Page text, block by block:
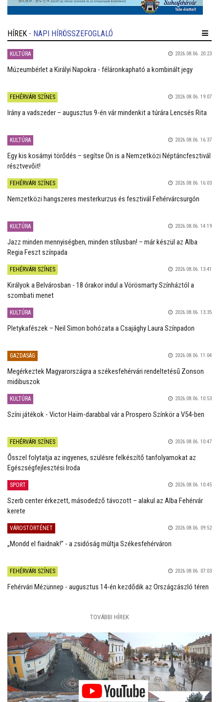
HÍREK - NAPI HÍRÖSSZEFOGLALÓ
KULTÚRA 2026.08.06. 20:23
Múzeumbérlet a Királyi Napokra - féláronkapható a kombinált jegy
FEHÉRVÁRI SZÍNES 2026.08.06. 19:07
Irány a vadszeder – augusztus 9-én vár mindenkit a túrára Lencsés Rita
KULTÚRA 2026.08.06. 16:37
Egy kis kosárnyi törődés – segítse Ön is a Nemzetközi Néptáncfesztivál
résztvevőit!
FEHÉRVÁRI SZÍNES 2026.08.06. 16:03
Nemzetközi hangszeres mesterkurzus és fesztivál Fehérvárcsurgón
KULTÚRA 2026.08.06. 14:19
Jazz minden mennyiségben, minden stílusban! – már készül az Alba
Regia Feszt színpada
FEHÉRVÁRI SZÍNES 2026.08.06. 13:41
Királyok a Belvárosban - 18 órakor indul a Vörösmarty Színháztól a
szombati menet
KULTÚRA 2026.08.06. 13:35
Pletykafészek – Neil Simon bohózata a Csajághy Laura Színpadon
GAZDASÁG 2026.08.06. 11:04
Megérkeztek Magyarországra a székesfehérvári rendeltetésű Zonson
midibuszok
KULTÚRA 2026.08.06. 10:53
Színi játékok - Victor Haïm-darabbal vár a Prospero Színkör a V54-ben
FEHÉRVÁRI SZÍNES 2026.08.06. 10:47
Ősszel folytatja az ingyenes, szülésre felkészítő tanfolyamokat az
Egészségfejlesztési Iroda
SPORT 2026.08.06. 10:45
Szerb center érkezett, másodedző távozott – alakul az Alba Fehérvár
kerete
VÁROSTÖRTÉNET 2026.08.06. 09:52
„Mondd el fiaidnak!” - a zsidóság múltja Székesfehérváron
FEHÉRVÁRI SZÍNES 2026.08.06. 07:03
Fehérvári Mézünnep - augusztus 14-én kezdődik az Országzászló téren
TOVÁBBI HÍREK